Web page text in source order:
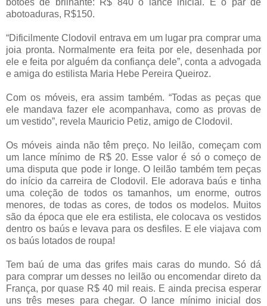
botões de brilhante: R$ 840 o lance inicial. E o par de
abotoaduras, R$150.
“Dificilmente Clodovil entrava em um lugar pra comprar uma
joia pronta. Normalmente era feita por ele, desenhada por
ele e feita por alguém da confiança dele”, conta a advogada
e amiga do estilista Maria Hebe Pereira Queiroz.
Com os móveis, era assim também. “Todas as peças que
ele mandava fazer ele acompanhava, como as provas de
um vestido”, revela Mauricio Petiz, amigo de Clodovil.
Os móveis ainda não têm preço. No leilão, começam com
um lance mínimo de R$ 20. Esse valor é só o começo de
uma disputa que pode ir longe. O leilão também tem peças
do início da carreira de Clodovil. Ele adorava baús e tinha
uma coleção de todos os tamanhos, um enorme, outros
menores, de todas as cores, de todos os modelos. Muitos
são da época que ele era estilista, ele colocava os vestidos
dentro os baús e levava para os desfiles. E ele viajava com
os baús lotados de roupa!
Tem baú de uma das grifes mais caras do mundo. Só dá
para comprar um desses no leilão ou encomendar direto da
França, por quase R$ 40 mil reais. E ainda precisa esperar
uns três meses para chegar. O lance mínimo inicial dos